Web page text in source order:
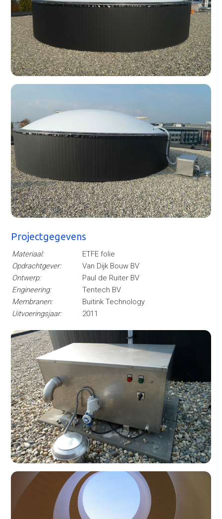
Projectgegevens
Materiaal:
ETFE folie
Opdrachtgever:
Van Dijk Bouw BV
Ontwerp:
Paul de Ruiter BV
Engineering:
Tentech BV
Membranen:
Buitink Technology
Uitvoeringsjaar:
2011